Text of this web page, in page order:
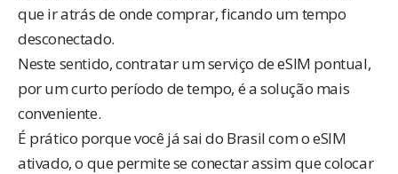
que ir atrás de onde comprar, ficando um tempo
desconectado.
Neste sentido, contratar um serviço de eSIM pontual,
por um curto período de tempo, é a solução mais
conveniente.
É prático porque você já sai do Brasil com o eSIM
ativado, o que permite se conectar assim que colocar